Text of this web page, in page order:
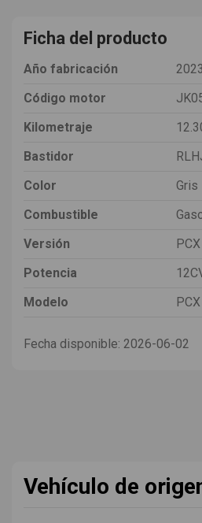
Ficha del producto
Año fabricación
2023
Código motor
Kilometraje
Bastidor
Color
Gris
Combustible
Versión
Potencia
Modelo
PCX
Fecha disponible: 2026-06-02
Vehículo de